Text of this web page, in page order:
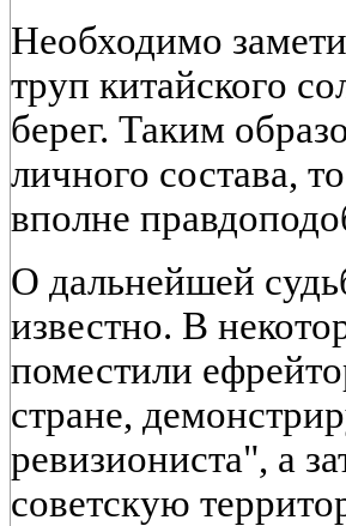
Необходимо
труп китайского
берег. Таким
личного состава,
вполне
О дальнейшей
известно. В
поместили
стране,
ревизиониста", а
советскую